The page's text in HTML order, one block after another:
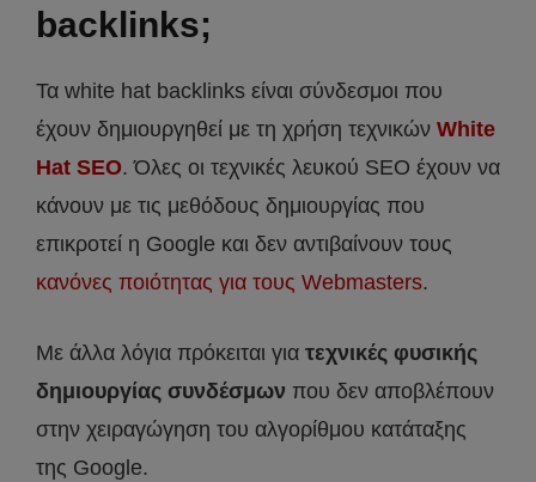
backlinks;
Τα white hat backlinks είναι σύνδεσμοι που
έχουν δημιουργηθεί με τη χρήση τεχνικών White
Hat SEO. Όλες οι τεχνικές λευκού SEO έχουν να
κάνουν με τις μεθόδους δημιουργίας που
επικροτεί η Google και δεν αντιβαίνουν τους
κανόνες ποιότητας για τους Webmasters.
Με άλλα λόγια πρόκειται για τεχνικές φυσικής
δημιουργίας συνδέσμων που δεν αποβλέπουν
στην χειραγώγηση του αλγορίθμου κατάταξης
της Google.